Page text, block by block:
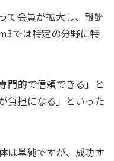
て会員が拡大し、報酬
では特定の分野に特
門的で信頼できる」と
負担になる」といった
は単純ですが、成功す